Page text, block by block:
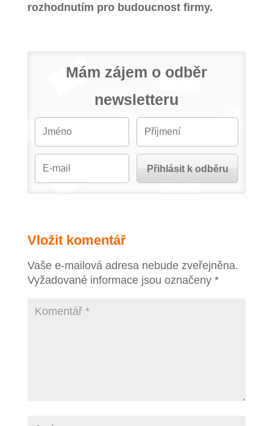
rozhodnutím pro budoucnost firmy.
Mám zájem o odběr
newsletteru
Vložit komentář
Vaše e-mailová adresa nebude zveřejněna.
Vyžadované informace jsou označeny *